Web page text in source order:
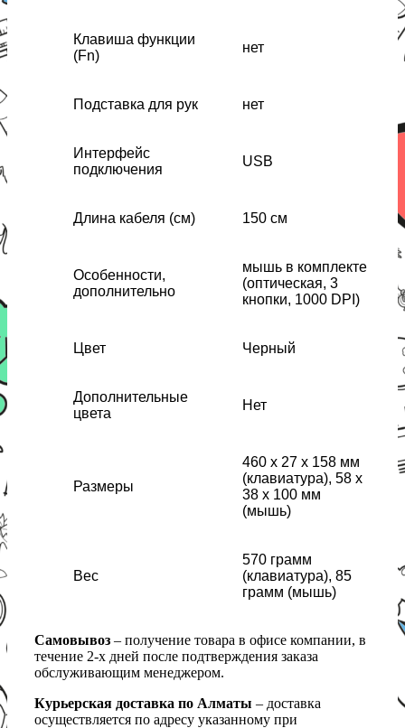
Клавиша функции
(Fn)
нет
Подставка для рук нет
Интерфейс
подключения
USB
Длина кабеля (см) 150 см
Особенности,
дополнительно
мышь в комплекте
(оптическая, 3
кнопки, 1000 DPI)
Цвет Черный
Дополнительные
цвета
Нет
Размеры
460 x 27 x 158 мм
(клавиатура), 58 x
38 x 100 мм
(мышь)
Вес
570 грамм
(клавиатура), 85
грамм (мышь)
Самовывоз – получение товара в офисе компании, в
течение 2-х дней после подтверждения заказа
обслуживающим менеджером.
Курьерская доставка по Алматы – доставка
осуществляется по адресу указанному при